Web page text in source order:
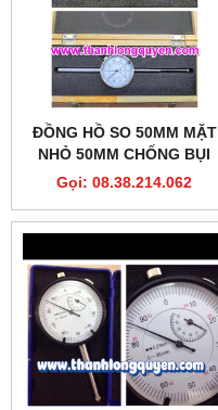
ĐỒNG HỒ SO 50MM MẶT
NHỎ 50MM CHỐNG BỤI
Gọi: 08.38.214.062